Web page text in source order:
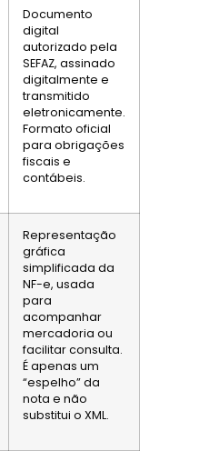
Documento
digital
autorizado pela
SEFAZ, assinado
digitalmente e
transmitido
eletronicamente.
Formato oficial
para obrigações
fiscais e
contábeis.
Representação
gráfica
simplificada da
NF-e, usada
para
acompanhar
mercadoria ou
facilitar consulta.
É apenas um
“espelho” da
nota e não
substitui o XML.